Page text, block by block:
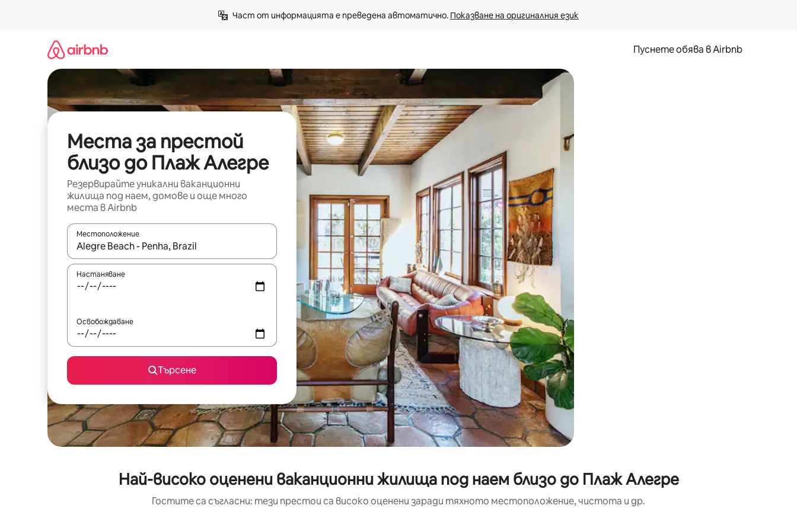
Част от информацията е преведена автоматично. Показване на оригиналния език
Пуснете обява в Airbnb
Места за престой
близо до Плаж Алегре
Резервирайте уникални ваканционни
жилища под наем, домове и още много
места в Airbnb
Местоположение
Когато резултатите се покажат, използвайте клавишите със стрелки нагоре и надолу или навигирайте с докосване или плъзгане.
Настаняване
Освобождаване
Търсене
Най-високо оценени ваканционни жилища под наем близо до Плаж Алегре
Гостите са съгласни: тези престои са високо оценени заради тяхното местоположение, чистота и др.